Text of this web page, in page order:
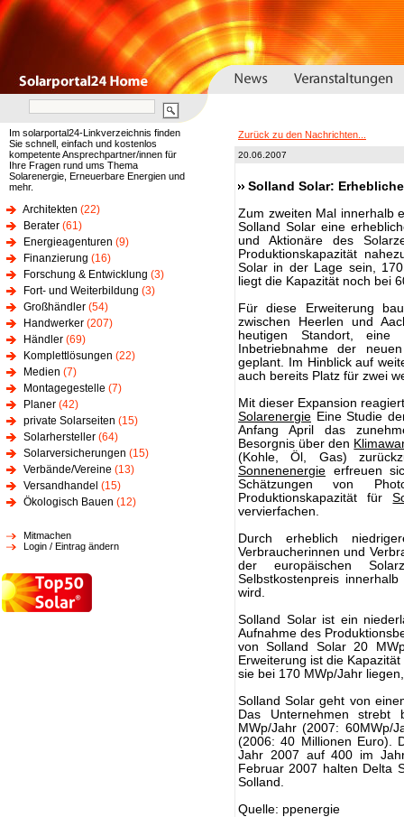
Im solarportal24-Linkverzeichnis finden
Sie schnell, einfach und kostenlos
kompetente Ansprechpartner/innen für
Ihre Fragen rund ums Thema
Solarenergie, Erneuerbare Energien und
mehr.
Architekten (22)
Berater (61)
Energieagenturen (9)
Finanzierung (16)
Forschung & Entwicklung (3)
Fort- und Weiterbildung (3)
Großhändler (54)
Handwerker (207)
Händler (69)
Komplettlösungen (22)
Medien (7)
Montagegestelle (7)
Planer (42)
private Solarseiten (15)
Solarhersteller (64)
Solarversicherungen (15)
Verbände/Vereine (13)
Versandhandel (15)
Ökologisch Bauen (12)
Mitmachen
Login / Eintrag ändern
Zurück zu den Nachrichten...
20.06.2007
Solland Solar:
Zum zweiten Mal innerhalb
Solland Solar eine
und Aktionäre des
Produktionskapazität
Solar in der Lage sein,
liegt die Kapazität noch bei
Für diese Erweiterung
zwischen Heerlen und
heutigen Standort, eine
Inbetriebnahme der
geplant. Im Hinblick auf
auch bereits Platz für zwei
Mit dieser Expansion
Solarenergie Eine Studie
Anfang April das
Besorgnis über den
(Kohle, Öl, Gas)
Sonnenenergie erfreuen
Schätzungen von
Produktionskapazität für
vervierfachen.
Durch erheblich
Verbraucherinnen und
der europäischen
Selbstkostenpreis
wird.
Solland Solar ist ein
Aufnahme des
von Solland Solar 20
Erweiterung ist die
sie bei 170 MWp/Jahr
Solland Solar geht von
Das Unternehmen
MWp/Jahr (2007: 60MWp/
(2006: 40 Millionen Euro).
Jahr 2007 auf 400 im
Februar 2007 halten Delta
Solland.
Quelle: ppenergie